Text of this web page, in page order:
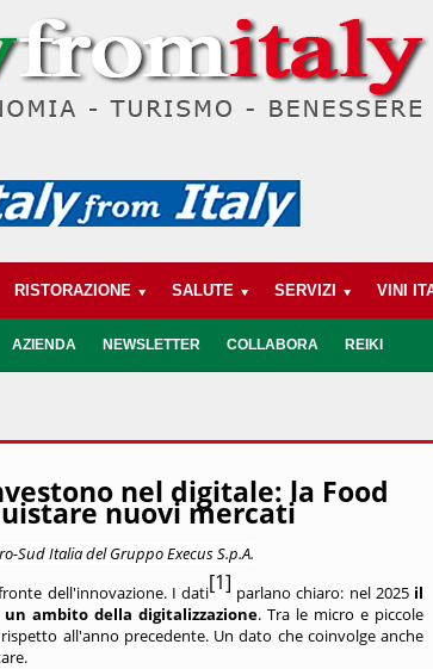
RISTORAZIONE SALUTE SERVIZI VINI
AZIENDA NEWSLETTER COLLABORA REIKI
nel digitale: la Food
nuovi mercati
Sud Italia del GruppoExecus S.p.A.
dell'innovazione. I dati[1] parlano chiaro: nel 2025 il
ambito della digitalizzazione. Tra le micro e piccole
all'anno precedente. Un dato che coinvolge anche